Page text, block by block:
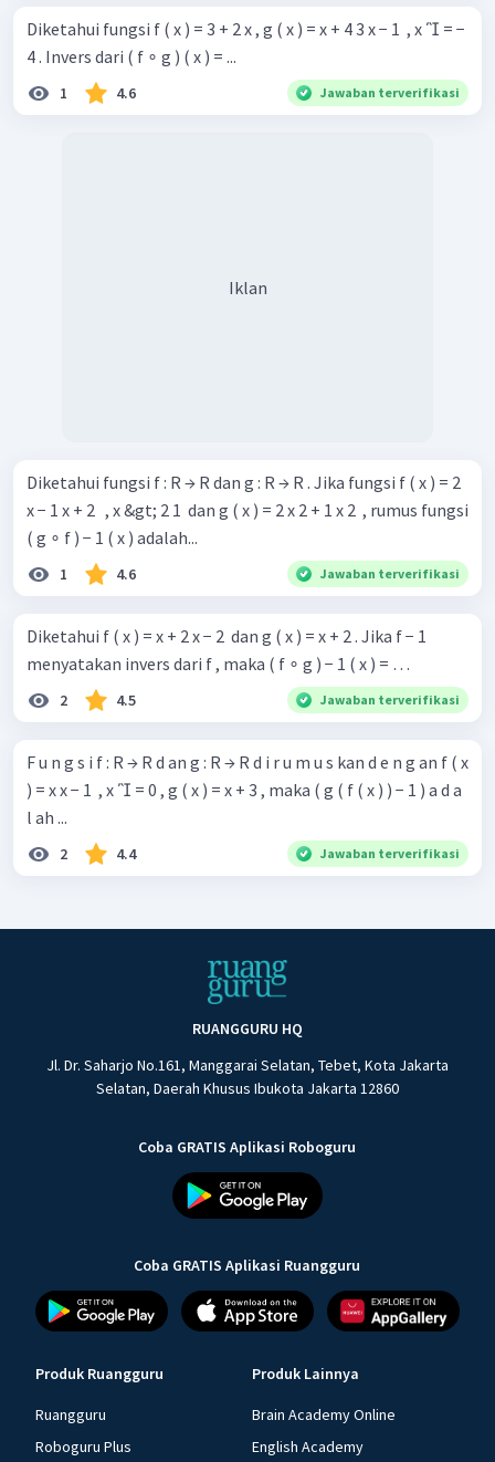
Diketahui fungsi f ( x ) = 3 + 2 x , g ( x ) = x + 4 3 x − 1 ​ , x  = −
4 . Invers dari ( f ∘ g ) ( x ) = ...
1 4.6 Jawaban terverifikasi
Iklan
Diketahui fungsi f : R → R dan g : R → R . Jika fungsi f ( x ) = 2
x − 1 x + 2 ​ ​ , x &gt; 2 1 ​ dan g ( x ) = 2 x 2 + 1 x 2 ​ , rumus fungsi
( g ∘ f ) − 1 ( x ) adalah...
1 4.6 Jawaban terverifikasi
Diketahui f ( x ) = x + 2 x − 2 ​ dan g ( x ) = x + 2 . Jika f − 1
menyatakan invers dari f , maka ( f ∘ g ) − 1 ( x ) = …
2 4.5 Jawaban terverifikasi
F u n g s i f : R → R d an g : R → R d i r u m u s kan d e n g an f ( x
) = x x − 1 ​ , x  = 0 , g ( x ) = x + 3 , maka ( g ( f ( x ) ) − 1 ) a d a
l ah ...
2 4.4 Jawaban terverifikasi
RUANGGURU HQ
Jl. Dr. Saharjo No.161, Manggarai Selatan, Tebet, Kota Jakarta
Selatan, Daerah Khusus Ibukota Jakarta 12860
Coba GRATIS Aplikasi Roboguru
Coba GRATIS Aplikasi Ruangguru
Produk Ruangguru
Ruangguru
Roboguru Plus
Produk Lainnya
Brain Academy Online
English Academy